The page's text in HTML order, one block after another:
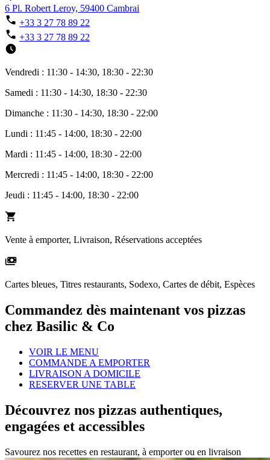
6 Pl. Robert Leroy, 59400 Cambrai
+33 3 27 78 89 22
+33 3 27 78 89 22
Vendredi : 11:30 - 14:30, 18:30 - 22:30
Samedi : 11:30 - 14:30, 18:30 - 22:30
Dimanche : 11:30 - 14:30, 18:30 - 22:00
Lundi : 11:45 - 14:00, 18:30 - 22:00
Mardi : 11:45 - 14:00, 18:30 - 22:00
Mercredi : 11:45 - 14:00, 18:30 - 22:00
Jeudi : 11:45 - 14:00, 18:30 - 22:00
Vente à emporter, Livraison, Réservations acceptées
Cartes bleues, Titres restaurants, Sodexo, Cartes de débit, Espèces
Commandez dès maintenant vos pizzas
chez Basilic & Co
VOIR LE MENU
COMMANDE A EMPORTER
LIVRAISON A DOMICILE
RESERVER UNE TABLE
Découvrez nos pizzas authentiques,
engagées et accessibles
Savourez nos recettes en restaurant, à emporter ou en livraison